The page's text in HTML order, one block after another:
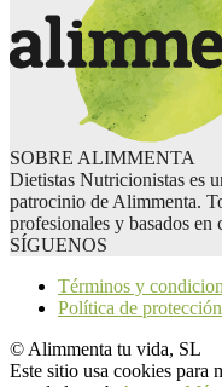
SOBRE ALIMMENTA
Dietistas Nutricionistas es
patrocinio de Alimmenta.
profesionales y basados en
SÍGUENOS
Términos y
Política de
© Alimmenta tu vida, SL
Este sitio usa cookies para